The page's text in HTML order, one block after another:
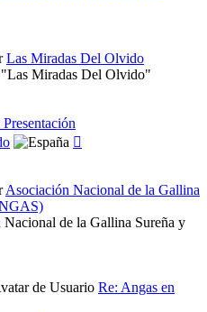
Las Miradas Del Olvido
"Las Miradas Del Olvido"
Presentación
Asociación Nacional de la Gallina
de la Gallina Sureña y
Re: Angas en